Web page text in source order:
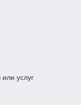
услуг